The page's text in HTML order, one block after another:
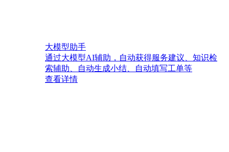
大模型助手
通过大模型AI辅助，自动获得服务建议、知识检
索辅助、自动生成小结、自动填写工单等
查看详情